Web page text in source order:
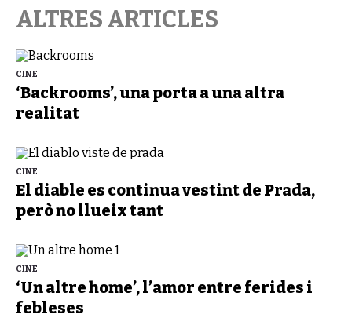
ALTRES ARTICLES
CINE
‘Backrooms’, una porta a una altra
realitat
CINE
El diable es continua vestint de Prada,
però no llueix tant
CINE
‘Un altre home’, l’amor entre ferides i
febleses